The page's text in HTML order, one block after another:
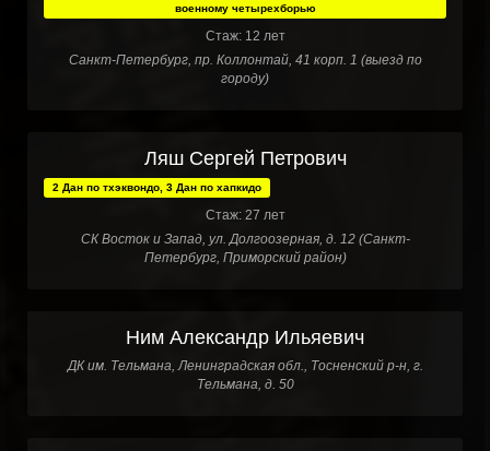
военному четырехборью
Стаж: 12 лет
Санкт-Петербург, пр. Коллонтай, 41 корп. 1 (выезд по
городу)
Ляш Сергей Петрович
2 Дан по тхэквондо, 3 Дан по хапкидо
Стаж: 27 лет
СК Восток и Запад, ул. Долгоозерная, д. 12 (Санкт-
Петербург, Приморский район)
Ним Александр Ильяевич
ДК им. Тельмана, Ленинградская обл., Тосненский р-н, г.
Тельмана, д. 50